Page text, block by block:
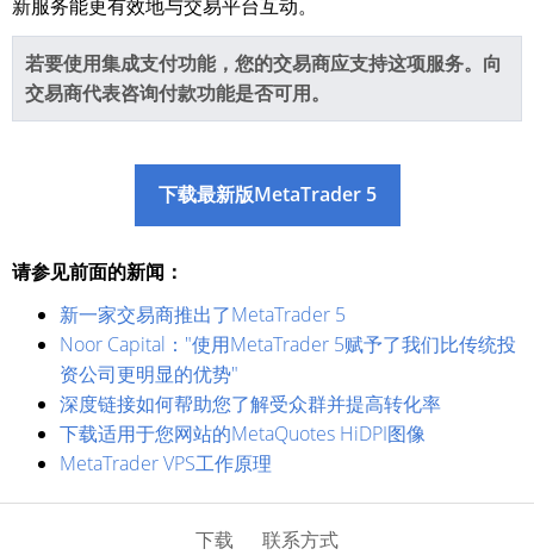
新服务能更有效地与交易平台互动。
若要使用集成支付功能，您的交易商应支持这项服务。向
交易商代表咨询付款功能是否可用。
下载最新版MetaTrader 5
请参见前面的新闻：
新一家交易商推出了MetaTrader 5
Noor Capital："使用MetaTrader 5赋予了我们比传统投
资公司更明显的优势"
深度链接如何帮助您了解受众群并提高转化率
下载适用于您网站的MetaQuotes HiDPI图像
MetaTrader VPS工作原理
下载 联系方式